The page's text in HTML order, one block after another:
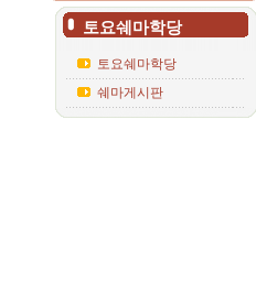
토요쉐마학당
토요쉐마학당
쉐마게시판